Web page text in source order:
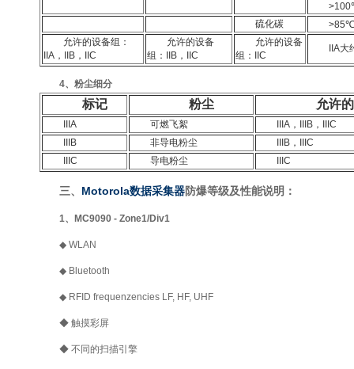
硫化碳
允许的设备组：
IIA，IIB，IIC
允许的设备
组：IIB，IIC
允许的设备
组：IIC
IIA
4、粉尘细分
标记 粉尘 允许
IIIA 可燃飞絮
IIIA，IIIB，IIIC
IIIB
非导电粉尘
IIIB，IIIC
IIIC
导电粉尘 IIIC
三、 Motorola数据采集器防爆等级及性能说明：
1、MC9090 - Zone1/Div1
◆ WLAN
◆ Bluetooth
◆ RFID frequenzencies LF, HF, UHF
◆ 触摸彩屏
◆ 不同的扫描引擎